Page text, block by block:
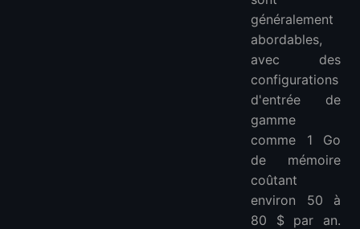
généralement
abordables,
avec des
configurations
d'entrée de
gamme
comme 1 Go
de mémoire
coûtant
environ 50 à
80 $ par an.